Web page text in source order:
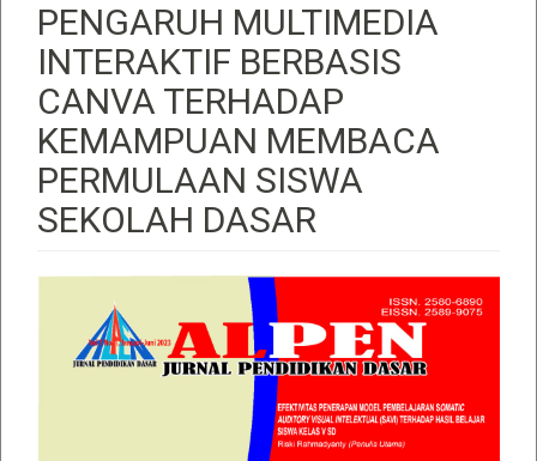
PENGARUH MULTIMEDIA
INTERAKTIF BERBASIS
CANVA TERHADAP
KEMAMPUAN MEMBACA
PERMULAAN SISWA
SEKOLAH DASAR
Article
Sidebar